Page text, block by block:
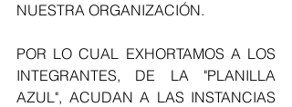
NUESTRA ORGANIZACIÓN.
POR LO CUAL EXHORTAMOS A LOS
INTEGRANTES, DE LA "PLANILLA
AZUL", ACUDAN A LAS INSTANCIAS